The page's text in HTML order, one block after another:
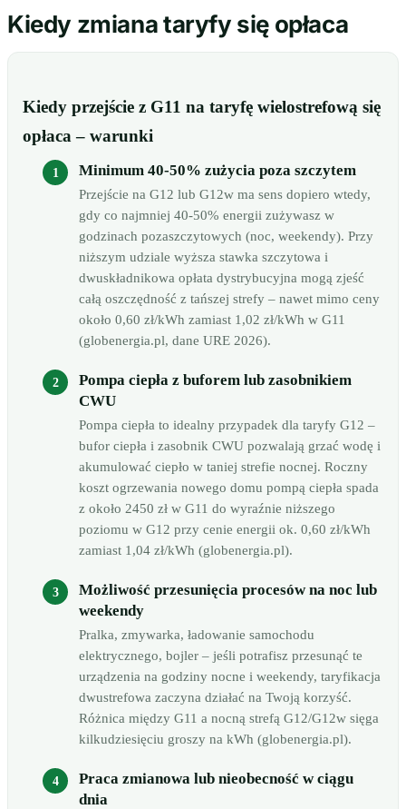
Kiedy zmiana taryfy się opłaca
Kiedy przejście z G11 na taryfę wielostrefową się
opłaca – warunki
Minimum 40-50% zużycia poza szczytem
Przejście na G12 lub G12w ma sens dopiero wtedy,
gdy co najmniej 40-50% energii zużywasz w
godzinach pozaszczytowych (noc, weekendy). Przy
niższym udziale wyższa stawka szczytowa i
dwuskładnikowa opłata dystrybucyjna mogą zjeść
całą oszczędność z tańszej strefy – nawet mimo ceny
około 0,60 zł/kWh zamiast 1,02 zł/kWh w G11
(globenergia.pl, dane URE 2026).
Pompa ciepła z buforem lub zasobnikiem
CWU
Pompa ciepła to idealny przypadek dla taryfy G12 –
bufor ciepła i zasobnik CWU pozwalają grzać wodę i
akumulować ciepło w taniej strefie nocnej. Roczny
koszt ogrzewania nowego domu pompą ciepła spada
z około 2450 zł w G11 do wyraźnie niższego
poziomu w G12 przy cenie energii ok. 0,60 zł/kWh
zamiast 1,04 zł/kWh (globenergia.pl).
Możliwość przesunięcia procesów na noc lub
weekendy
Pralka, zmywarka, ładowanie samochodu
elektrycznego, bojler – jeśli potrafisz przesunąć te
urządzenia na godziny nocne i weekendy, taryfikacja
dwustrefowa zaczyna działać na Twoją korzyść.
Różnica między G11 a nocną strefą G12/G12w sięga
kilkudziesięciu groszy na kWh (globenergia.pl).
Praca zmianowa lub nieobecność w ciągu
dnia